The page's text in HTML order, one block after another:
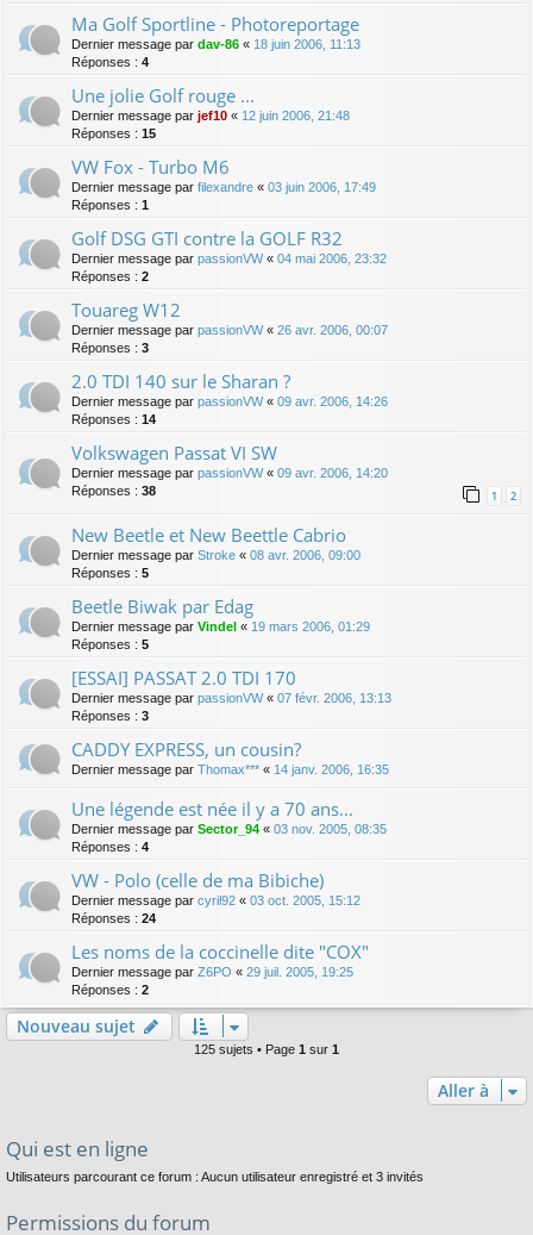
Ma Golf Sportline - Photoreportage
Dernier message par dav-86 « 18 juin 2006, 11:13
Réponses : 4
Une jolie Golf rouge ...
Dernier message par jef10 « 12 juin 2006, 21:48
Réponses : 15
VW Fox - Turbo M6
Dernier message par filexandre « 03 juin 2006, 17:49
Réponses : 1
Golf DSG GTI contre la GOLF R32
Dernier message par passionVW« 04 mai 2006, 23:32
Réponses : 2
Touareg W12
Dernier message par passionVW« 26 avr. 2006, 00:07
Réponses : 3
2.0 TDI 140 sur le Sharan ?
Dernier message par passionVW« 09 avr. 2006, 14:26
Réponses : 14
Volkswagen Passat VI SW
Dernier message par passionVW« 09 avr. 2006, 14:20
Réponses : 38 1 2
New Beetle et New Beettle Cabrio
Dernier message par Stroke « 08 avr. 2006, 09:00
Réponses : 5
Beetle Biwak par Edag
Dernier message par Vindel « 19 mars 2006, 01:29
Réponses : 5
[ESSAI] PASSAT 2.0 TDI 170
Dernier message par passionVW« 07 févr. 2006, 13:13
Réponses : 3
CADDY EXPRESS, un cousin?
Dernier message par Thomax*** « 14 janv. 2006, 16:35
Une légende est née il y a 70 ans...
Dernier message par Sector_94 « 03 nov. 2005, 08:35
Réponses : 4
VW - Polo (celle de ma Bibiche)
Dernier message par cyril92 « 03 oct. 2005, 15:12
Réponses : 24
Les noms de la coccinelle dite "COX"
Dernier message par Z6PO « 29 juil. 2005, 19:25
Réponses : 2
Nouveau sujet
125 sujets • Page 1 sur 1
Aller à
Qui est en ligne
Utilisateurs parcourant ce forum : Aucun utilisateur enregistré et 3 invités
Permissions du forum